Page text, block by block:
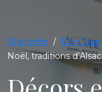
Startseite / Die
Noël, traditions